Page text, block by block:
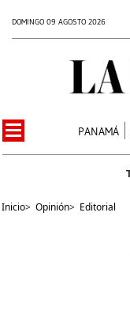
DOMINGO 09 AGOSTO 2026
PANAMÁ
Inicio> Opinión> Editorial